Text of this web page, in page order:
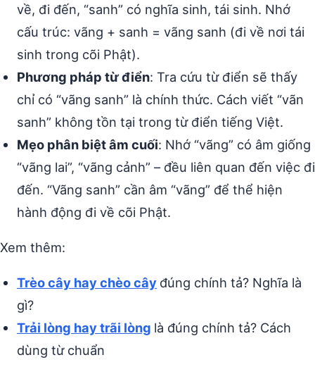
về, đi đến, “sanh” có nghĩa sinh, tái sinh. Nhớ
cấu trúc: vãng + sanh = vãng sanh (đi về nơi tái
sinh trong cõi Phật).
Phương pháp từ điển: Tra cứu từ điển sẽ thấy
chỉ có “vãng sanh” là chính thức. Cách viết “vãn
sanh” không tồn tại trong từ điển tiếng Việt.
Mẹo phân biệt âm cuối: Nhớ “vãng” có âm giống
“vãng lai”, “vãng cảnh” – đều liên quan đến việc đi
đến. “Vãng sanh” cần âm “vãng” để thể hiện
hành động đi về cõi Phật.
Xem thêm:
Trèo cây hay chèo cây đúng chính tả? Nghĩa là
gì?
Trải lòng hay trãi lòng là đúng chính tả? Cách
dùng từ chuẩn